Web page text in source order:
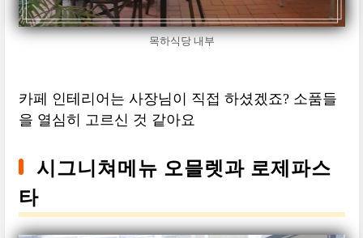
목하식당 내부
카페 인테리어는 사장님이 직접 하셨겠죠? 소품들
을 열심히 고르신 것 같아요
시그니쳐메뉴 오믈렛과 로제파스
타